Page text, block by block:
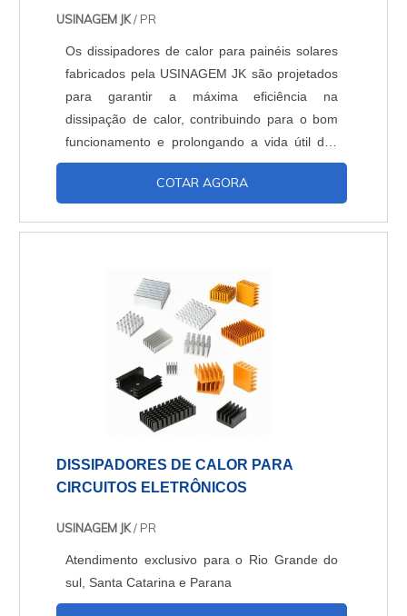
USINAGEM JK/ PR
Os dissipadores de calor para painéis solares
fabricados pela USINAGEM JK são projetados
para garantir a máxima eficiência na
dissipação de calor, contribuindo para o bom
funcionamento e prolongando a vida útil dos
painéis solares. Além disso, a empresa oferece
soluções personalizadas de acordo com as
melhor relação custo-benefício.
COTAR AGORA
DISSIPADORES DE CALOR PARA
CIRCUITOS ELETRÔNICOS
USINAGEM JK/ PR
Atendimento exclusivo para o Rio Grande do
sul, Santa Catarina e Parana